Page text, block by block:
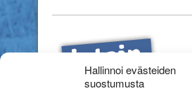
Hallinnoi evästeiden
suostumusta